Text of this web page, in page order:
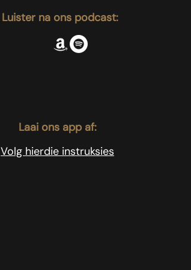
Luister na ons podcast:
Laai ons app af:
Volg hierdie instruksies